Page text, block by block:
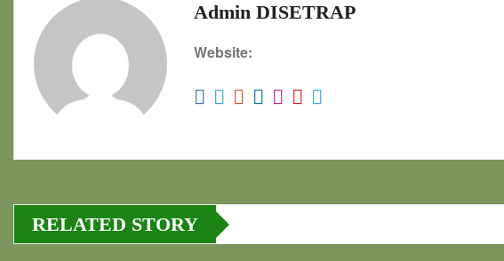
Admin DISETRAP
Website:
RELATED STORY